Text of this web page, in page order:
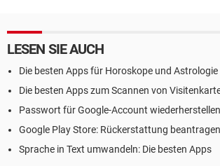
LESEN SIE AUCH
Die besten Apps für Horoskope und Astrologie
Die besten Apps zum Scannen von
Passwort für Google-Account wiederherstellen
Google Play Store: Rückerstattung beantragen
Sprache in Text umwandeln: Die besten Apps